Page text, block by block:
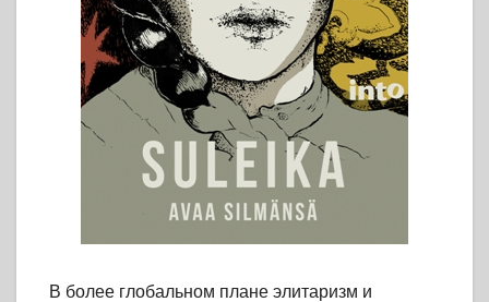
В более глобальном плане элитаризм и